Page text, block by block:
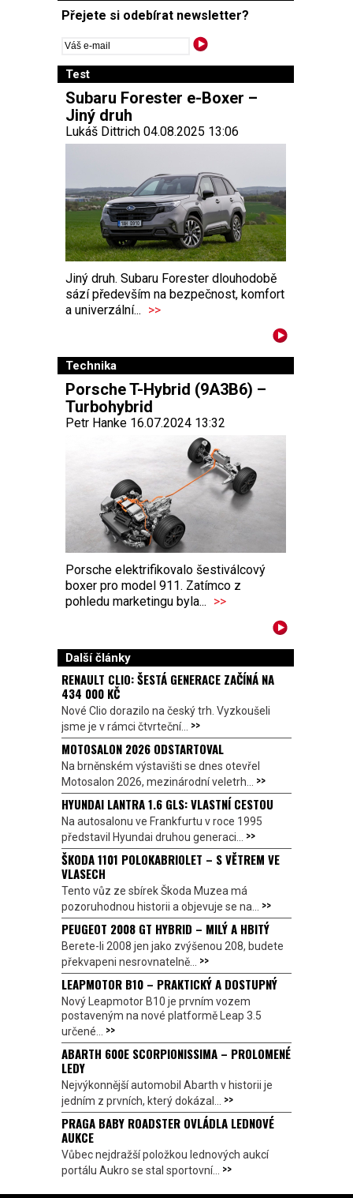
Přejete si odebírat newsletter?
Test
Subaru Forester e-Boxer –
Jiný druh
Lukáš Dittrich 04.08.2025 13:06
Jiný druh. Subaru Forester dlouhodobě
sází především na bezpečnost, komfort
a univerzální... >>
Technika
Porsche T-Hybrid (9A3B6) –
Turbohybrid
Petr Hanke 16.07.2024 13:32
Porsche elektrifikovalo šestiválcový
boxer pro model 911. Zatímco z
pohledu marketingu byla... >>
Další články
RENAULT CLIO: ŠESTÁ GENERACE ZAČÍNÁ NA
434 000 KČ
Nové Clio dorazilo na český trh. Vyzkoušeli
jsme je v rámci čtvrteční... >>
MOTOSALON 2026 ODSTARTOVAL
Na brněnském výstavišti se dnes otevřel
Motosalon 2026, mezinárodní veletrh... >>
HYUNDAI LANTRA 1.6 GLS: VLASTNÍ CESTOU
Na autosalonu ve Frankfurtu v roce 1995
představil Hyundai druhou generaci... >>
ŠKODA 1101 POLOKABRIOLET – S VĚTREM VE
VLASECH
Tento vůz ze sbírek Škoda Muzea má
pozoruhodnou historii a objevuje se na... >>
PEUGEOT 2008 GT HYBRID – MILÝ A HBITÝ
Berete-li 2008 jen jako zvýšenou 208, budete
překvapeni nesrovnatelně... >>
LEAPMOTOR B10 – PRAKTICKÝ A DOSTUPNÝ
Nový Leapmotor B10 je prvním vozem
postaveným na nové platformě Leap 3.5
určené... >>
ABARTH 600E SCORPIONISSIMA – PROLOMENÉ
LEDY
Nejvýkonnější automobil Abarth v historii je
jedním z prvních, který dokázal... >>
PRAGA BABY ROADSTER OVLÁDLA LEDNOVÉ
AUKCE
Vůbec nejdražší položkou lednových aukcí
portálu Aukro se stal sportovní... >>